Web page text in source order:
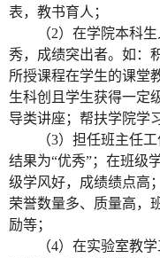
表，教书育人；
（2）在学院本科
秀，成绩突出者。如：
所授课程在学生的课堂
生科创且学生获得一定
导类讲座；帮扶学院学
（3）担任班主任
结果为“优秀”；在班级
级学风好，成绩绩点高
荣誉数量多、质量高，
励等；
（4）在实验室教